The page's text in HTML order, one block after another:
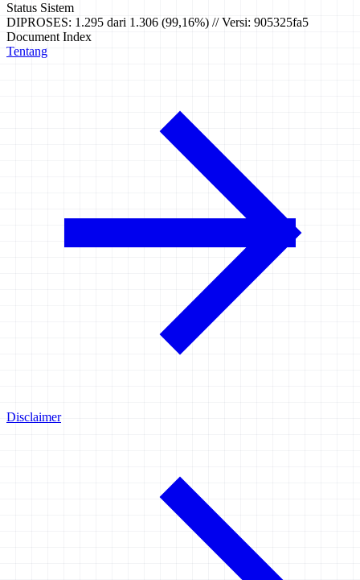
Status Sistem
DIPROSES: 1.295 dari 1.306 (99,16%) // Versi: 905325fa5
Document Index
Tentang
Disclaimer